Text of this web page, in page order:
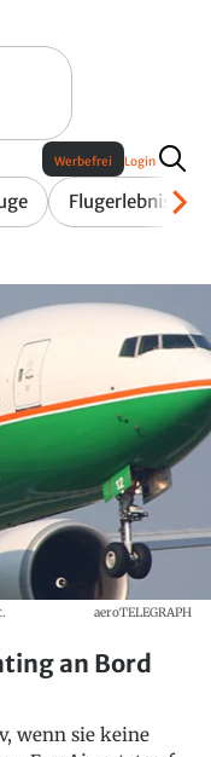
Flugerlebnis
Werbefrei Login
aeroTELEGRAPH
an Bord
wenn sie keine